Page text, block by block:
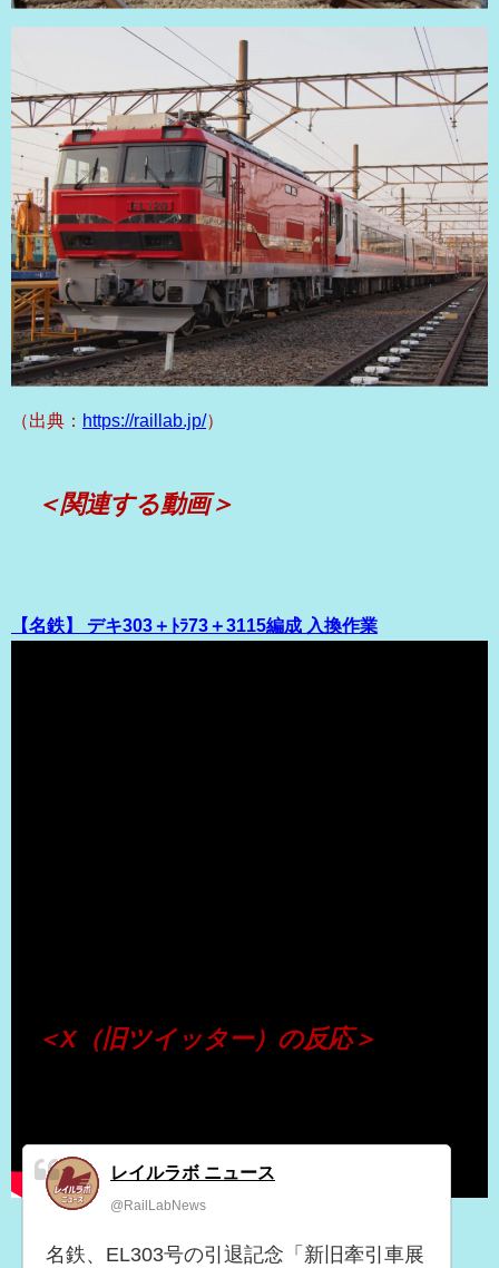
（出典： https://raillab.jp/）
＜関連する動画＞
【名鉄】 デキ303＋ﾄﾗ73＋3115編成 入換作業
＜X（旧ツイッター）の反応＞
レイルラボ ニュース
@RailLabNews
名鉄、EL303号の引退記念「新旧牽引車展